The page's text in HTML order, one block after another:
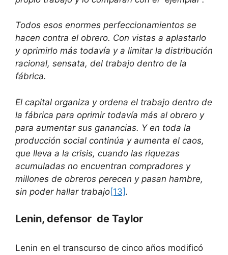
Todos esos enormes perfeccionamientos se
hacen contra el obrero. Con vistas a aplastarlo
y oprimirlo más todavía y a limitar la distribución
racional, sensata, del trabajo dentro de la
fábrica.
El capital organiza y ordena el trabajo dentro de
la fábrica para oprimir todavía más al obrero y
para aumentar sus ganancias. Y en toda la
producción social continúa y aumenta el caos,
que lleva a la crisis, cuando las riquezas
acumuladas no encuentran compradores y
millones de obreros perecen y pasan hambre,
sin poder hallar trabajo[13].
Lenin, defensor de Taylor
Lenin en el transcurso de cinco años modificó